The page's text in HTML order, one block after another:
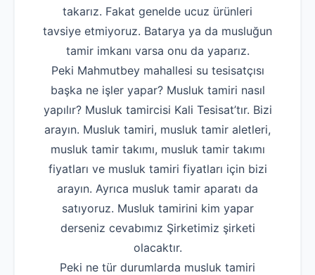
takarız. Fakat genelde ucuz ürünleri
tavsiye etmiyoruz. Batarya ya da musluğun
tamir imkanı varsa onu da yaparız.
Peki Mahmutbey mahallesi su tesisatçısı
başka ne işler yapar? Musluk tamiri nasıl
yapılır? Musluk tamircisi Kali Tesisat’tır. Bizi
arayın. Musluk tamiri, musluk tamir aletleri,
musluk tamir takımı, musluk tamir takımı
fiyatları ve musluk tamiri fiyatları için bizi
arayın. Ayrıca musluk tamir aparatı da
satıyoruz. Musluk tamirini kim yapar
derseniz cevabımız Şirketimiz şirketi
olacaktır.
Peki ne tür durumlarda musluk tamiri